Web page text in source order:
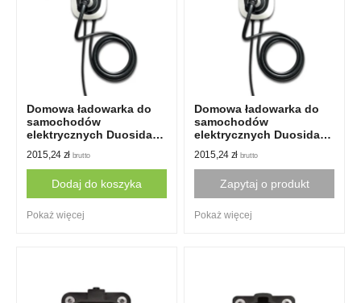
Domowa ładowarka do
samochodów
elektrycznych Duosida
Typ 2
2015,24 zł brutto
Dodaj do koszyka
Pokaż więcej
Domowa ładowarka do
samochodów
elektrycznych Duosida
EV typ 1
2015,24 zł brutto
Zapytaj o produkt
Pokaż więcej